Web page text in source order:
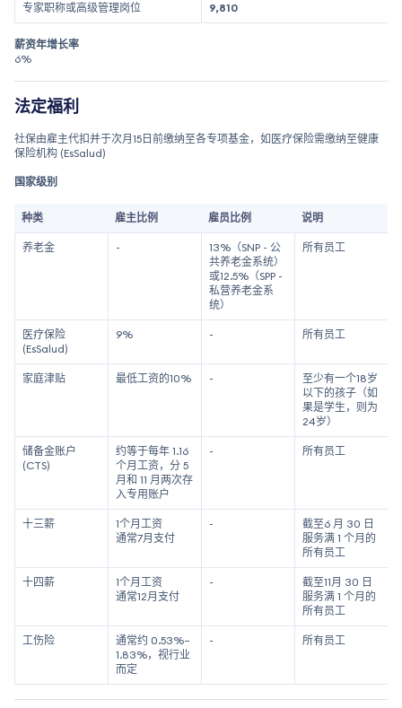
专家职称或高级管理岗位 9,810
薪资年增长率
6%
法定福利
社保由雇主代扣并于次月15日前缴纳至各专项基金，如医疗保险需缴纳至健康
保险机构 (EsSalud)
国家级别
种类 雇主比例 雇员比例 说明
养老金 -
13%（SNP - 公
共养老金系统）
或12.5%（SPP -
私营养老金系
统）
所有员工
医疗保险
(EsSalud)
9% - 所有员工
家庭津贴 最低工资的10% -
至少有一个18岁
以下的孩子（如
果是学生，则为
24岁）
储备金账户
(CTS)
约等于每年 1.16
个月工资，分 5
月和 11 月两次存
入专用账户
- 所有员工
十三薪
1个月工资
通常7月支付
-
截至6 月 30 日
服务满 1 个月的
所有员工
十四薪
1个月工资
通常12月支付
-
截至11月 30 日
服务满 1 个月的
所有员工
工伤险
通常约 0.53%–
1.83%，视行业
而定
- 所有员工